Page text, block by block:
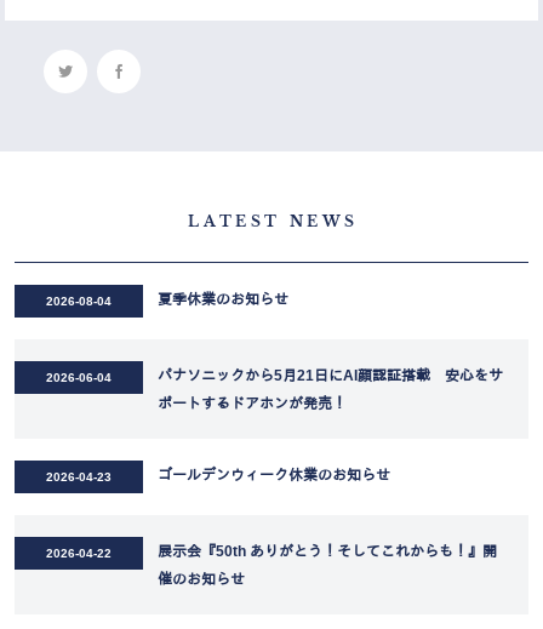
LATEST NEWS
2026-08-04 夏季休業のお知らせ
2026-06-04
パナソニックから5月21日にAI顔認証搭載 安心をサ
ポートするドアホンが発売！
2026-04-23 ゴールデンウィーク休業のお知らせ
2026-04-22
展示会『50th ありがとう！そしてこれからも！』開
催のお知らせ